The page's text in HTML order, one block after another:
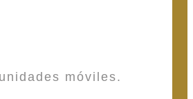
móviles.